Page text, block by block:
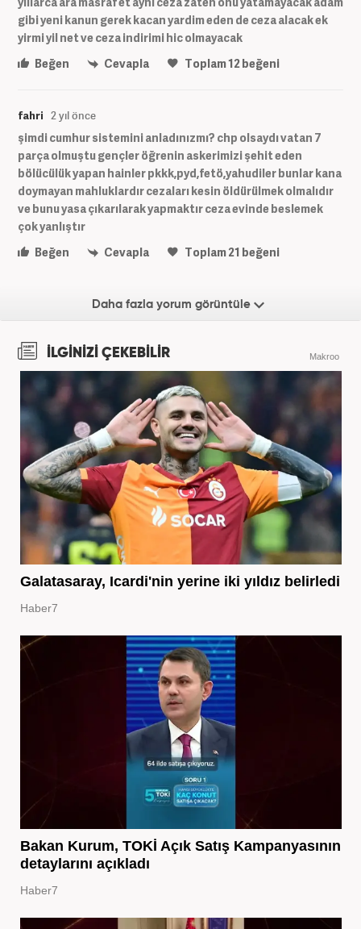
gibi yeni kanun gerek kacan yardim eden de ceza alacak ek
yirmi yil net ve ceza indirimi hic olmayacak
Beğen
Cevapla Toplam12 beğeni
fahri 2 yıl önce
şimdi cumhur sistemini anladınızmı? chp olsaydı vatan 7
parça olmuştu gençler öğrenin askerimizi şehit eden
bölücülük yapan hainler pkkk,pyd,fetö,yahudiler bunlar kana
doymayan mahluklardır cezaları kesin öldürülmek olmalıdır
ve bunu yasa çıkarılarak yapmaktır ceza evinde beslemek
çok yanlıştır
Beğen
Cevapla Toplam21 beğeni
Daha fazla yorum görüntüle
İLGİNİZİ ÇEKEBİLİR Makroo
Galatasaray, Icardi'nin yerine iki yıldız belirledi
Haber7
Bakan Kurum, TOKİ Açık Satış Kampanyasının
detaylarını açıkladı
Haber7